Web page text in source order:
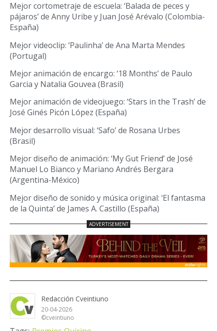
Mejor cortometraje de escuela: ‘Balada de peces y
pájaros’ de Anny Uribe y Juan José Arévalo (Colombia-
España)
Mejor videoclip: ‘Paulinha’ de Ana Marta Mendes
(Portugal)
Mejor animación de encargo: ‘18 Months’ de Paulo
Garcia y Natalia Gouvea (Brasil)
Mejor animación de videojuego: ‘Stars in the Trash’ de
José Ginés Picón López (España)
Mejor desarrollo visual: ‘Safo’ de Rosana Urbes
(Brasil)
Mejor diseño de animación: ‘My Gut Friend’ de José
Manuel Lo Bianco y Mariano Andrés Bergara
(Argentina-México)
Mejor diseño de sonido y música original: ‘El fantasma
de la Quinta’ de James A. Castillo (España)
Redacción Cveintiuno
20-04-2026
©cveintiuno